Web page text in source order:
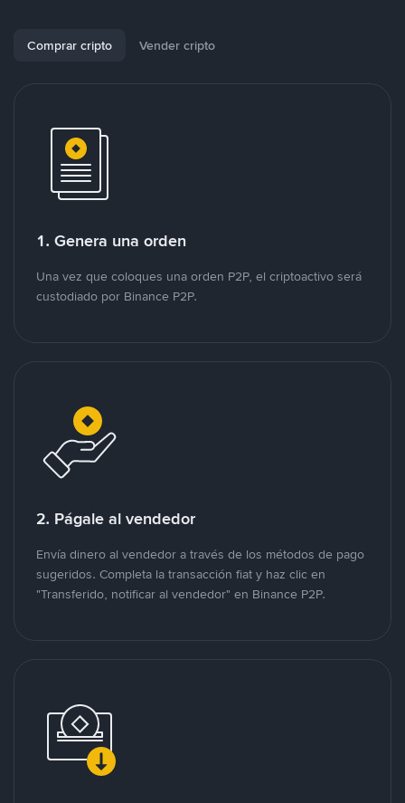
Comprar cripto Vender cripto
1. Genera una orden
Una vez que coloques una orden P2P, el criptoactivo será
custodiado por Binance P2P.
2. Págale al vendedor
Envía dinero al vendedor a través de los métodos de pago
sugeridos. Completa la transacción fiat y haz clic en
"Transferido, notificar al vendedor" en Binance P2P.